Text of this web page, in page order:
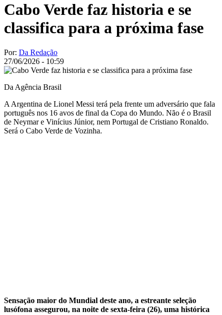
Cabo Verde faz historia e se
classifica para a próxima fase
Por: Da Redação
27/06/2026 - 10:59
Da Agência Brasil
A Argentina de Lionel Messi terá pela frente um adversário que fala
português nos 16 avos de final da Copa do Mundo. Não é o Brasil
de Neymar e Vinícius Júnior, nem Portugal de Cristiano Ronaldo.
Será o Cabo Verde de Vozinha.
Sensação maior do Mundial deste ano, a estreante seleção
lusófona assegurou, na noite de sexta-feira (26), uma histórica